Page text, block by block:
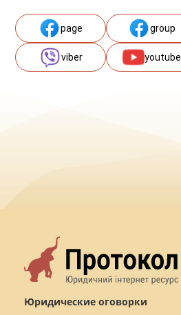
page group
viber youtube
Юридические оговорки